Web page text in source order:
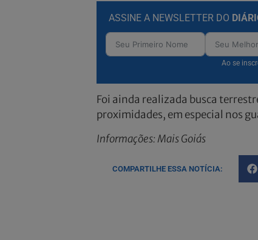
ASSINE A NEWSLETTER DO
Ao se
Foi ainda realizada busca
proximidades, em especial nos
Informações: Mais Goiás
COMPARTILHE ESSA NOTÍCIA: